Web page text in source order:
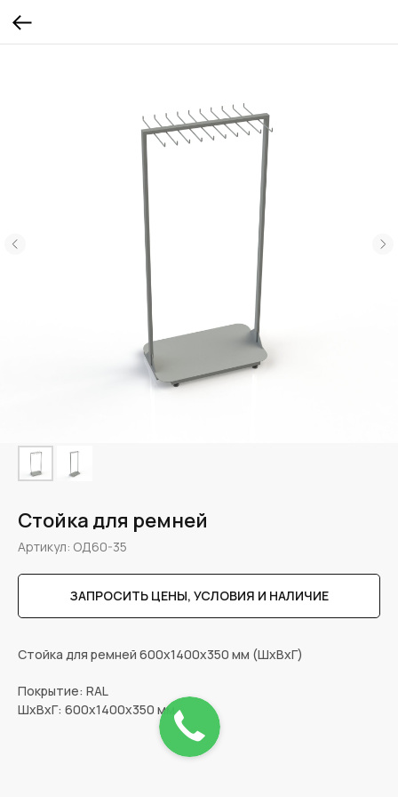
Стойка для ремней
Артикул: ОД60-35
ЗАПРОСИТЬ ЦЕНЫ, УСЛОВИЯ И НАЛИЧИЕ
Стойка для ремней 600х1400х350 мм (ШхВхГ)
Покрытие: RAL
ШxВxГ: 600x1400x350 мм